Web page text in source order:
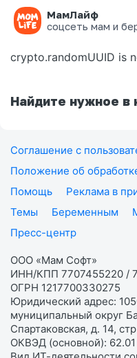
МамЛайф
соцсеть мам и
Ошибка на
crypto.randomUUID is
Найдите нужное в
Соглашение с
Положение об
Помощь
Реклама в
Темы
Беременным
Пресс-центр
ООО «Мам Софт»
ИНН/КПП 7707455220 /
ОГРН 1217700330275
Юридический адрес:
муниципальный округ
Спартаковская, д. 14,
ОКВЭД (основной): 62.01